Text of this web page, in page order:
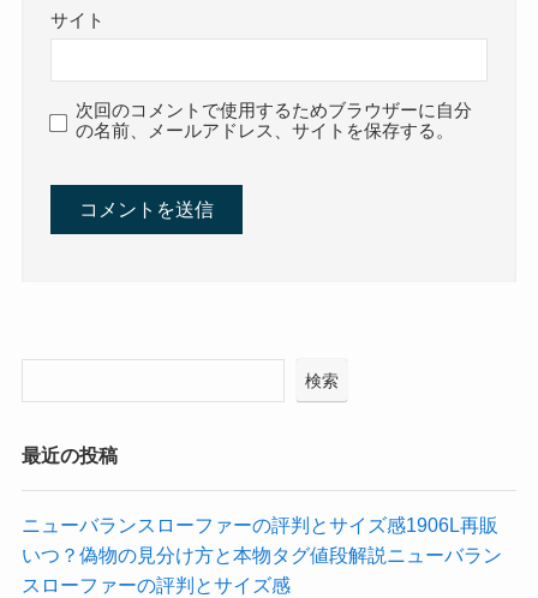
サイト
次回のコメントで使用するためブラウザーに自分
の名前、メールアドレス、サイトを保存する。
検索
最近の投稿
ニューバランスローファーの評判とサイズ感1906L再販
いつ？偽物の見分け方と本物タグ値段解説ニューバラン
スローファーの評判とサイズ感